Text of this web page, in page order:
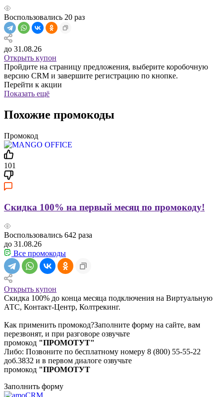
Воспользовались 20 раз
до 31.08.26
Открыть купон
Пройдите на страницу предложения, выберите коробочную
версию CRM и завершите регистрацию по кнопке.
Перейти к акции
Показать ещё
Похожие промокоды
Промокод
101
Скидка 100% на первый месяц по промокоду!
Воспользовались 642 раза
до 31.08.26
Все промокоды
Открыть купон
Скидка 100% до конца месяца подключения на Виртуальную
АТС, Контакт-Центр, Колтрекинг.
Как применить промокод?Заполните форму на сайте, вам
перезвонят, и при разговоре озвучьте
промокод "ПРОМОТУТ"
Либо: Позвоните по бесплатному номеру 8 (800) 55-55-22
доб.3832 и в первом диалоге озвучьте
промокод "ПРОМОТУТ
Заполнить форму